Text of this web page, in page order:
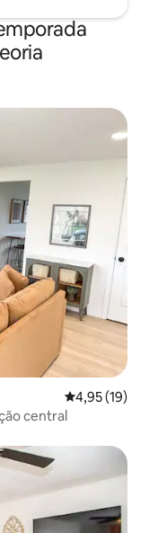
4,95 de uma
4,95 (19)
central